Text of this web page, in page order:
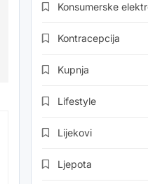
Konsumerske
Kontracepcija
Kupnja
Lifestyle
Lijekovi
Ljepota